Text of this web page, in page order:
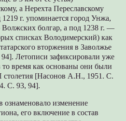
а Нерехта Переславскому
г. упоминается город Унжа,
болгар, а под 1238 г. —
списках Володимерский) как
вторжения в Заволжье
Летописи зафиксировали уже
то время как основаны они были
[Насонов А.Н., 1951. С.
С. 93, 94].
ознаменовало изменение
его включение в состав